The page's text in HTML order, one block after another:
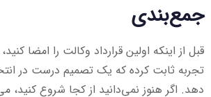
جمع‌بندی
قبل از اینکه اولین قرارداد وکالت را امضا
تجربه ثابت کرده که یک تصمیم درست در
دهد. اگر هنوز نمی‌دانید از کجا شروع کنید،